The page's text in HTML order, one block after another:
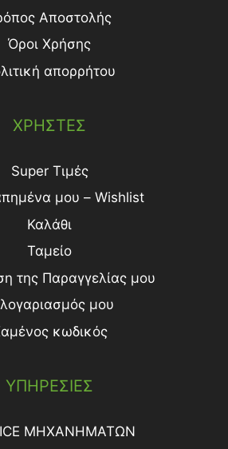
Aποστολής
Όροι Χρήσης
απορρήτου
ΧΡΗΣΤΕΣ
Super Τιμές
μου – Wishlist
Καλάθι
Ταμείο
της Παραγγελίας μου
μου
κωδικός
ΥΠΗΡΕΣΙΕΣ
ΜΗΧΑΝΗΜΑΤΩΝ